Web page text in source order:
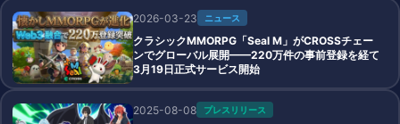
2026-03-23 ニュース
クラシックMMORPG「Seal M」がCROSSチェー
ンでグローバル展開——220万件の事前登録を経て
3月19日正式サービス開始
2025-08-08 プレスリリース